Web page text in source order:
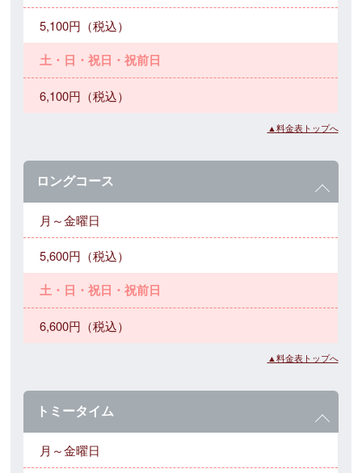
5,100円（税込）
土・日・祝日・祝前日
6,100円（税込）
▲料金表トップへ
ロングコース
月～金曜日
5,600円（税込）
土・日・祝日・祝前日
6,600円（税込）
▲料金表トップへ
トミータイム
月～金曜日